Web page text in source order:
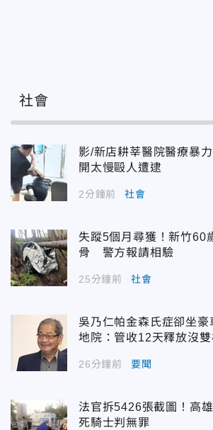
社會
影/新店耕莘醫院醫療暴
開太慢毆人遭逮
2分鐘前 社會
失蹤5個月尋獲！新竹60
骨 警方報請相驗
25分鐘前 社會
吳乃仁帕金森氏症卻坐
地院：管收12天釋放沒雙
26分鐘前 要聞
法官拆5426張截圖！高
死騎士判無罪